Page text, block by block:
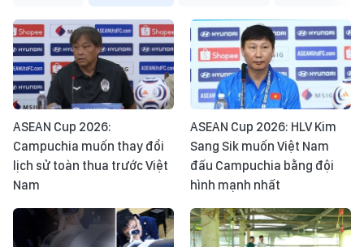
ASEAN Cup 2026:
Campuchia muốn thay đổi
lịch sử toàn thua trước Việt
Nam
ASEAN Cup 2026: HLV Kim
Sang Sik muốn Việt Nam
đấu Campuchia bằng đội
hình mạnh nhất